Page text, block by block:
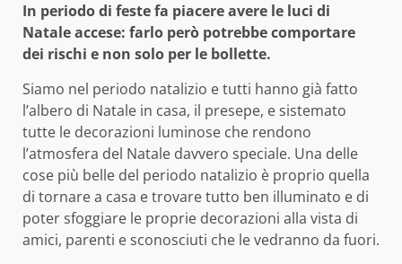
In periodo di feste fa piacere avere le luci di
Natale accese: farlo però potrebbe comportare
dei rischi e non solo per le bollette.
Siamo nel periodo natalizio e tutti hanno già fatto
l’albero di Natale in casa, il presepe, e sistemato
tutte le decorazioni luminose che rendono
l’atmosfera del Natale davvero speciale. Una delle
cose più belle del periodo natalizio è proprio quella
di tornare a casa e trovare tutto ben illuminato e di
poter sfoggiare le proprie decorazioni alla vista di
amici, parenti e sconosciuti che le vedranno da fuori.